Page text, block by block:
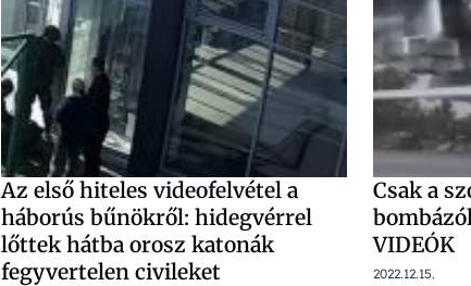
Az első hiteles videofelvétel a
háborús bűnökről: hidegvérrel
lőttek hátba orosz katonák
fegyvertelen civileket
Csak a
VIDEÓK
2022.12.15.